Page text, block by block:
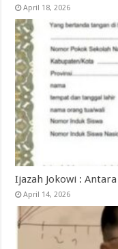
April 18, 2026
Ijazah Jokowi :
April 14, 2026